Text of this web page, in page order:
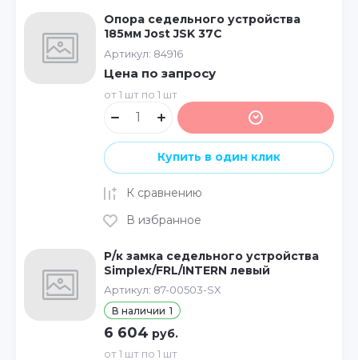
Опора седельного устройства
185мм Jost JSK 37C
Артикул: 84916
Цена по запросу
от 1 шт по 1 шт
Купить в один клик
К сравнению
В избранное
Р/к замка седельного устройства
Simplex/FRL/INTERN левый
Артикул: 87-00503-SX
В наличии 1
6 604 руб.
от 1 шт по 1 шт